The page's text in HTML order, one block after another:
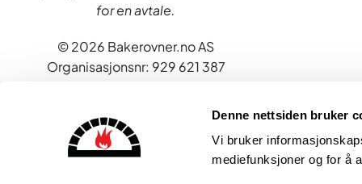
Denne nettsiden bruker
Vi bruker
mediefunksjoner og for å
for en avtale.
© 2026 Bakerovner.no AS
Organisasjonsnr: 929 621 387